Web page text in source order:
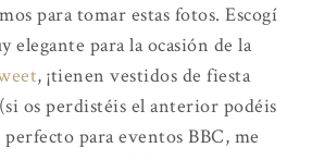
para tomar estas fotos. Escogí
elegante para la ocasión de la
, ¡tienen vestidos de fiesta
os perdistéis el anterior podéis
perfecto para eventos BBC, me